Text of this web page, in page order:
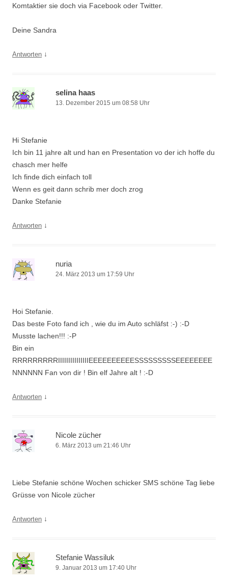
Komtaktier sie doch via Facebook oder Twitter.
Deine Sandra
Antworten ↓
selina haas
13. Dezember 2015 um 08:58 Uhr
Hi Stefanie
Ich bin 11 jahre alt und han en Presentation vo der ich hoffe du
chasch mer helfe
Ich finde dich einfach toll
Wenn es geit dann schrib mer doch zrog
Danke Stefanie
Antworten ↓
nuria
24. März 2013 um 17:59 Uhr
Hoi Stefanie.
Das beste Foto fand ich , wie du im Auto schläfst :-) :-D
Musste lachen!!! :-P
Bin ein
RRRRRRRRRIIIIIIIIIIIIIIIEEEEEEEEEESSSSSSSSSEEEEEEEE
NNNNNN Fan von dir ! Bin elf Jahre alt ! :-D
Antworten ↓
Nicole zücher
6. März 2013 um 21:46 Uhr
Liebe Stefanie schöne Wochen schicker SMS schöne Tag liebe
Grüsse von Nicole zücher
Antworten ↓
Stefanie Wassiluk
9. Januar 2013 um 17:40 Uhr